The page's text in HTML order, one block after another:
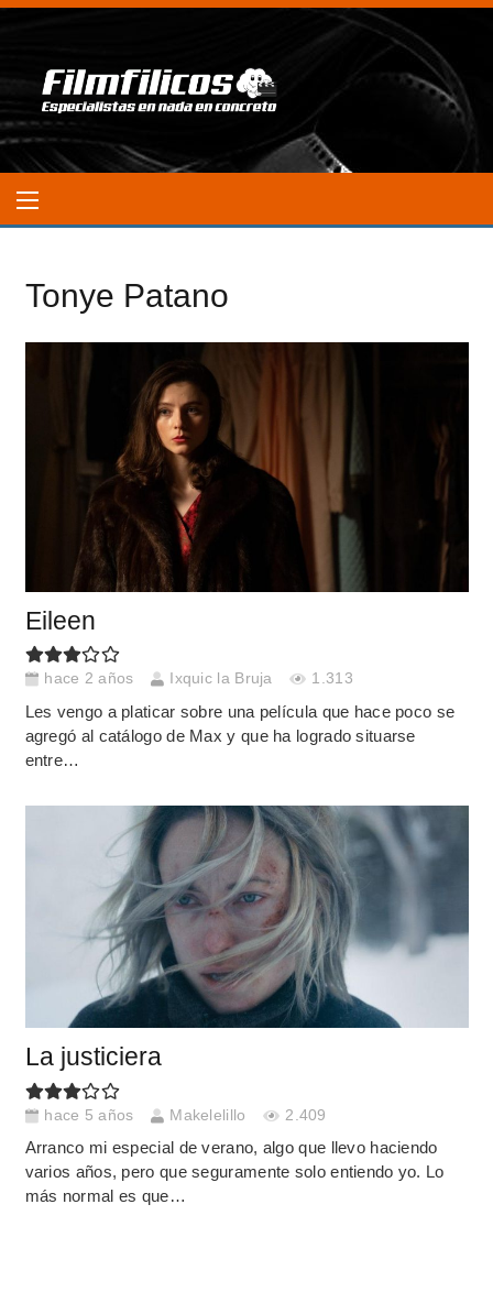
Tonye Patano
Eileen
hace 2 años Ixquic la Bruja 1.313
Les vengo a platicar sobre una película que hace poco se
agregó al catálogo de Max y que ha logrado situarse
entre…
La justiciera
hace 5 años Makelelillo 2.409
Arranco mi especial de verano, algo que llevo haciendo
varios años, pero que seguramente solo entiendo yo. Lo
más normal es que…